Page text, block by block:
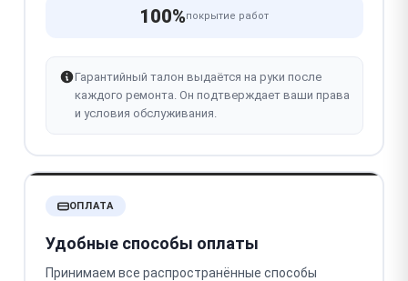
100%покрытие работ
Гарантийный талон выдаётся на руки после
каждого ремонта. Он подтверждает ваши права
и условия обслуживания.
ОПЛАТА
Удобные способы оплаты
Принимаем все распространённые способы